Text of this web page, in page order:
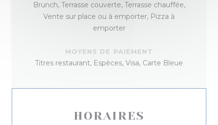
Brunch, Terrasse couverte, Terrasse chauffée,
Vente sur place ou à emporter, Pizza à
emporter
MOYENS DE PAIEMENT
Titres restaurant, Espèces, Visa, Carte Bleue
HORAIRES